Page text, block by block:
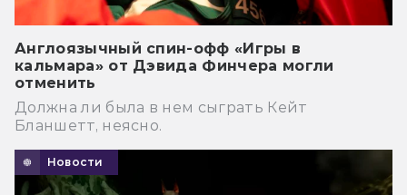
Англоязычный спин-офф «Игры в
кальмара» от Дэвида Финчера могли
отменить
Должна ли была в нем сыграть Кейт
Бланшетт, неясно.
Новости